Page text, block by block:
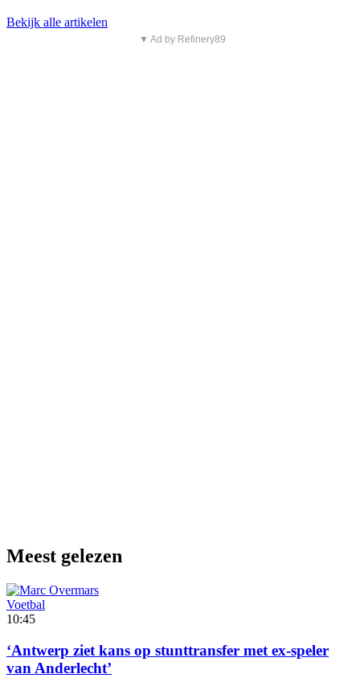
Bekijk alle artikelen
▼ Ad by Refinery89
Meest gelezen
Voetbal
10:45
‘Antwerp ziet kans op stunttransfer met ex-speler
van Anderlecht’